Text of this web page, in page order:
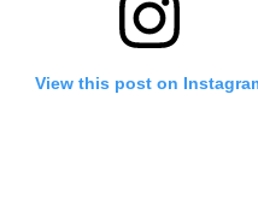
View this post on